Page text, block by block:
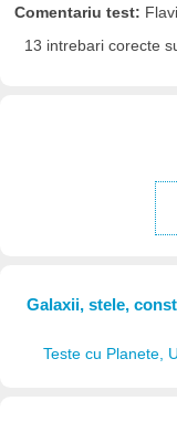
Comentariu test:
13 intrebari corecte
Galaxii, stele,
Teste cu Planete,